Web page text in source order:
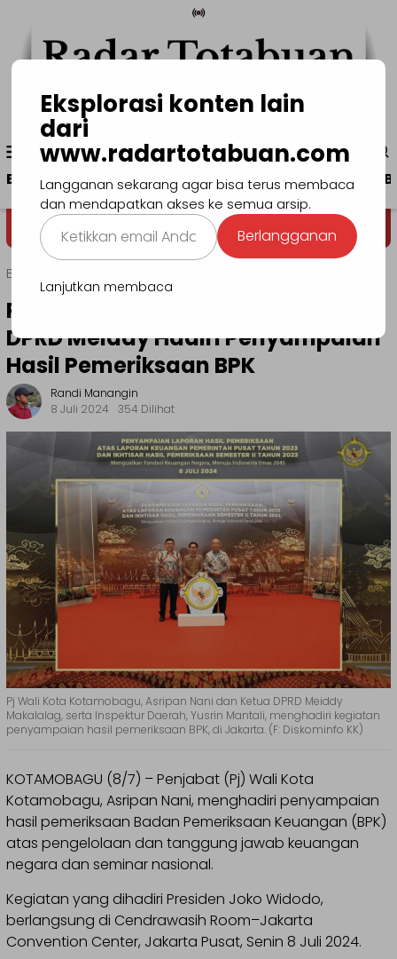
konten
Menu
Mobile
www.radartotabuan.com
Beranda Kotamobagu Bolmong Boltim
Dega' Niondon Selamat Datang di
Beranda
Pj Wali Kota Asripan dan Ketua
DPRD Meiddy Hadiri Penyampaian
Hasil Pemeriksaan BPK
Randi Manangin
8 Juli 2024
354 Dilihat
Pj Wali Kota Kotamobagu, Asripan Nani dan Ketua DPRD Meiddy
Makalalag, serta Inspektur Daerah, Yusrin Mantali, menghadiri kegiatan
penyampaian hasil pemeriksaan BPK, di Jakarta. (F: Diskominfo KK)
KOTAMOBAGU (8/7) – Penjabat (Pj) Wali Kota
Kotamobagu, Asripan Nani, menghadiri penyampaian
hasil pemeriksaan Badan Pemeriksaan Keuangan (BPK)
atas pengelolaan dan tanggung jawab keuangan
negara dan seminar nasional.
Kegiatan yang dihadiri Presiden Joko Widodo,
berlangsung di Cendrawasih Room–Jakarta
Convention Center, Jakarta Pusat, Senin 8 Juli 2024.
Eksplorasi konten lain
dari
www.radartotabuan.com
Langganan sekarang agar bisa terus membaca
dan mendapatkan akses ke semua arsip.
Ketikkan
email
Anda...
Berlangganan
Lanjutkan membaca